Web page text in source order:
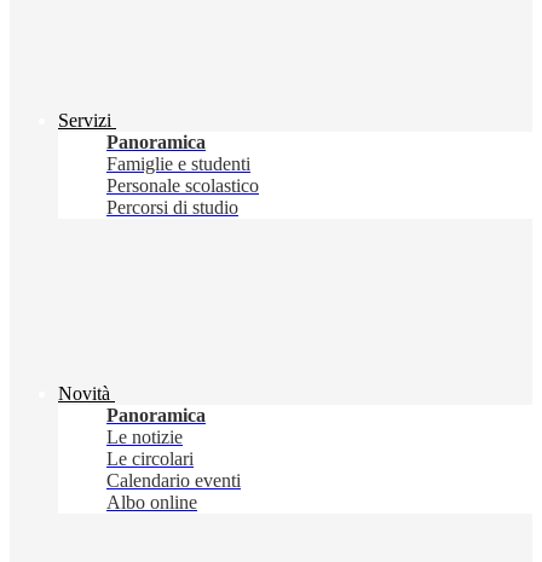
Servizi
Panoramica
Famiglie e studenti
Personale scolastico
Percorsi di studio
Novità
Panoramica
Le notizie
Le circolari
Calendario eventi
Albo online